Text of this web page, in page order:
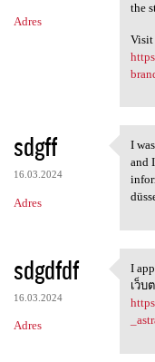
Adres
the
Visit
sdgff
16.03.2024
Adres
I
I
and
sdgdfdf
16.03.2024
Adres
I
I
เว็บ